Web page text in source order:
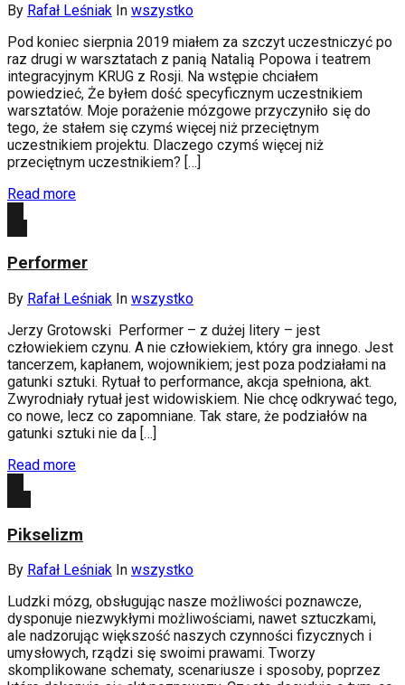
By Rafał Leśniak In wszystko
Pod koniec sierpnia 2019 miałem za szczyt uczestniczyć po
raz drugi w warsztatach z panią Natalią Popowa i teatrem
integracyjnym KRUG z Rosji. Na wstępie chciałem
powiedzieć, Że byłem dość specyficznym uczestnikiem
warsztatów. Moje porażenie mózgowe przyczyniło się do
tego, że stałem się czymś więcej niż przeciętnym
uczestnikiem projektu. Dlaczego czymś więcej niż
przeciętnym uczestnikiem? […]
Read more
Performer
By Rafał Leśniak In wszystko
Jerzy Grotowski Performer – z dużej litery – jest
człowiekiem czynu. A nie człowiekiem, który gra innego. Jest
tancerzem, kapłanem, wojow­nikiem; jest poza podziałami na
gatunki sztuki. Rytuał to perfor­mance, akcja spełniona, akt.
Zwyrodniały rytuał jest widowiskiem. Nie chcę odkrywać tego,
co nowe, lecz co zapomniane. Tak stare, że podziałów na
gatunki sztuki nie da […]
Read more
Pikselizm
By Rafał Leśniak In wszystko
Ludzki mózg, obsługując nasze możliwości poznawcze,
dysponuje niezwykłymi możliwościami, nawet sztuczkami,
ale nadzorując większość naszych czynności fizycznych i
umysłowych, rządzi się swoimi prawami. Tworzy
skomplikowane schematy, scenariusze i sposoby, poprzez